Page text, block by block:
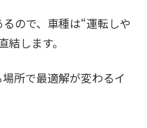
ので、車種は“運転しや
します。
所で最適解が変わるイ